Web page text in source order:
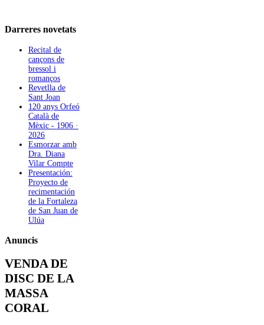
Darreres novetats
Recital de
cançons de
bressol i
romanços
Revetlla de
Sant Joan
120 anys Orfeó
Català de
Mèxic - 1906 ·
2026
Esmorzar amb
Dra. Diana
Vilar Compte
Presentación:
Proyecto de
recimentación
de la Fortaleza
de San Juan de
Ulúa
Anuncis
VENDA DE
DISC DE LA
MASSA
CORAL